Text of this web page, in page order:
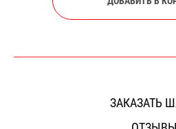
ЗАКАЗАТЬ